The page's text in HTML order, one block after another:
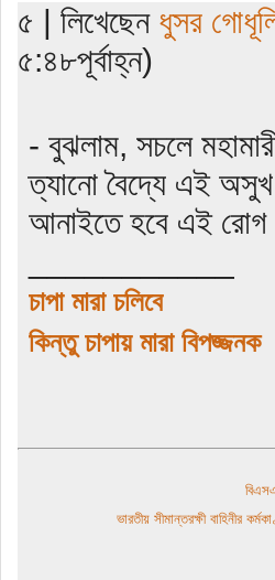
৫ | লিখেছেন ধুসর
৫:৪৮পূর্বাহ্ন)
- বুঝলাম, সচলে
ত্যানো বৈদ্যে এই অসুখ
আনাইতে হবে এই রোগ
চাপা মারা চলিবে
কিন্তু চাপায় মারা বিপজ্জনক
ভারতীয় সীমান্তরক্ষী বাহিনীর